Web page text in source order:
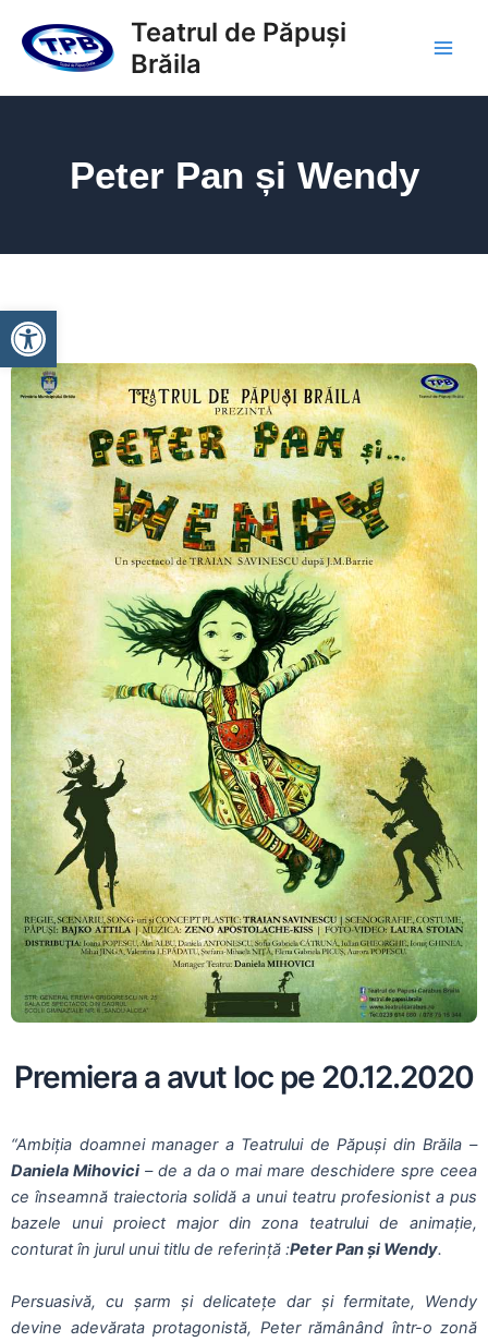
Deschide bara de unelte
content
Teatrul de Păpuși
Brăila
Peter Pan și Wendy
Premiera a avut loc pe 20.12.2020
“Ambiţia doamnei manager a Teatrului de Păpuși din Brăila –
Daniela Mihovici– de a da o mai mare deschidere spre ceea
ce înseamnă traiectoria solidă a unui teatru profesionist a pus
bazele unui proiect major din zona teatrului de animaţie,
conturat în jurul unui titlu de referinţă :Peter Pan şi Wendy.
Persuasivă, cu şarm şi delicateţe dar şi fermitate, Wendy
devine adevărata protagonistă, Peter rămânând într-o zonă